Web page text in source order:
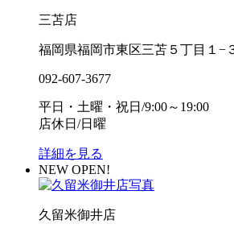
三苫店
福岡県福岡市東区三苫５丁目１−
092-607-3677
平日・土曜・祝日/9:00～19:00
店休日/日曜
詳細を見る
NEW OPEN!
久留米御井店